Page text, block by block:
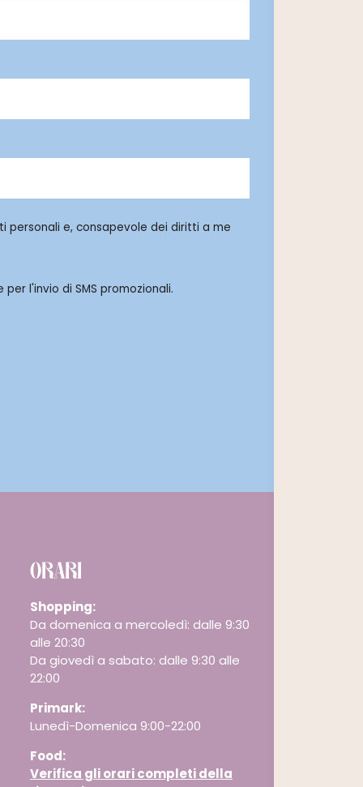
personali e, consapevole dei diritti a me
l'invio di SMS promozionali.
ORARI
Shopping:
Da domenica a mercoledì: dalle 9:30
alle 20:30
Da giovedì a sabato: dalle 9:30 alle
22:00
Primark:
Lunedì-Domenica 9:00-22:00
Food:
Verifica gli orari completi della